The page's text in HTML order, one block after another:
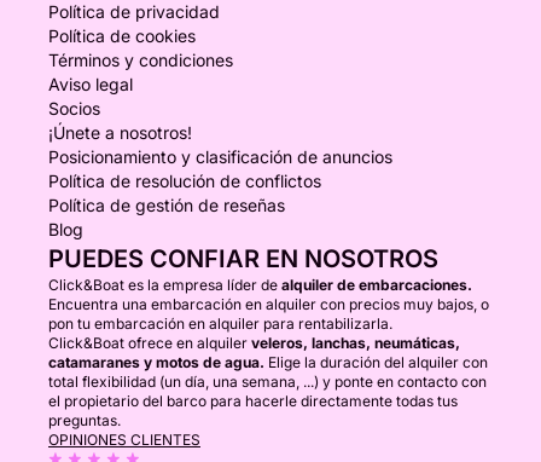
Política de privacidad
Política de cookies
Términos y condiciones
Aviso legal
Socios
¡Únete a nosotros!
Posicionamiento y clasificación de anuncios
Política de resolución de conflictos
Política de gestión de reseñas
Blog
PUEDES CONFIAR EN NOSOTROS
Click&Boat es la empresa líder de alquiler de embarcaciones.
Encuentra una embarcación en alquiler con precios muy bajos, o
pon tu embarcación en alquiler para rentabilizarla.
Click&Boat ofrece en alquiler veleros, lanchas, neumáticas,
catamaranes y motos de agua. Elige la duración del alquiler con
total flexibilidad (un día, una semana, ...) y ponte en contacto con
el propietario del barco para hacerle directamente todas tus
preguntas.
OPINIONES CLIENTES